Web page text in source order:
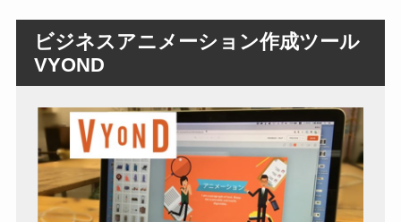
ビジネスアニメーション作成ツール
VYOND